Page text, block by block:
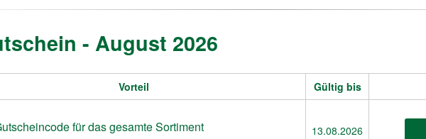
- August 2026
Vorteil Gültig bis
für das gesamte Sortiment 13.08.2026